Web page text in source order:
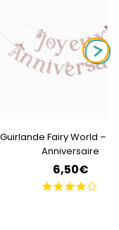
Guirlande Fairy World –
Anniversaire
6,50€